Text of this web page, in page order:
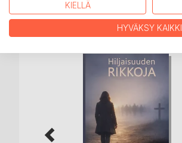
LISÄÄ
KIELLÄ
HYVÄKSY KAIKKI